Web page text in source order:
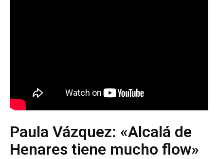
Paula Vázquez: «Alcalá de
Henares tiene mucho flow»